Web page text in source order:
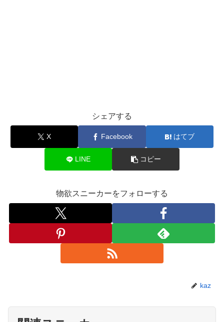
シェアする
X Facebook はてブ
LINE コピー
物欲スニーカーをフォローする
kaz